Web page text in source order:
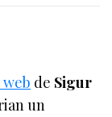
de Sigur
un